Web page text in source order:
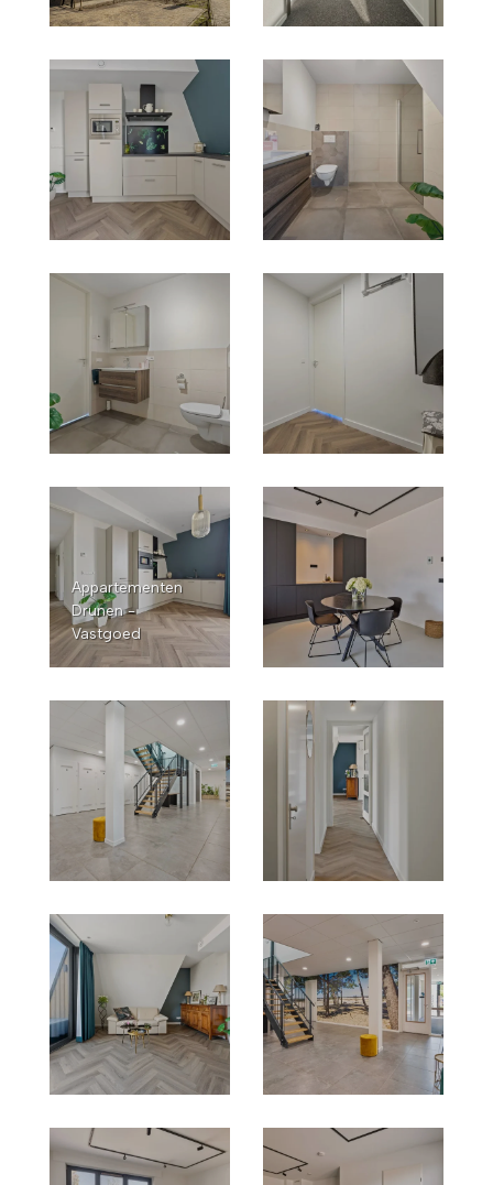
Appartementen
Drunen -
Vastgoed